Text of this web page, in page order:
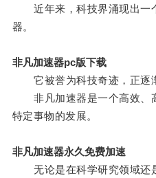
近年来，科技界涌现出一
器。
非凡加速器pc版下载
它被誉为科技奇迹，正逐渐
非凡加速器是一个高效、
特定事物的发展。
非凡加速器永久免费加速
无论是在科学研究领域还